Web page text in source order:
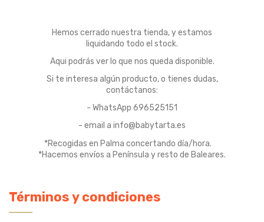
Hemos cerrado nuestra tienda, y estamos
liquidando todo el stock.
Aqui podrás ver lo que nos queda disponible.
Si te interesa algún producto, o tienes dudas,
contáctanos:
- WhatsApp 696525151
- email a info@babytarta.es
*Recogidas en Palma concertando día/hora.
*Hacemos envíos a Península y resto de Baleares.
Términos y condiciones